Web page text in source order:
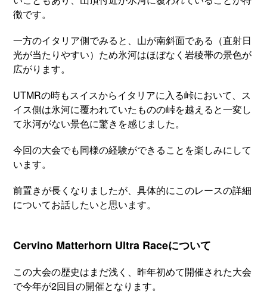
徴です。
一方のイタリア側でみると、山が南斜面である（直射日
光が当たりやすい）ため氷河はほぼなく岩稜帯の景色が
広がります。
UTMRの時もスイスからイタリアに入る峠において、ス
イス側は氷河に覆われていたものの峠を越えると一変し
て氷河がない景色に驚きを感じました。
今回の大会でも同様の経験ができることを楽しみにして
います。
前置きが長くなりましたが、具体的にこのレースの詳細
についてお話したいと思います。
Cervino Matterhorn Ultra Raceについて
この大会の歴史はまだ浅く、昨年初めて開催された大会
で今年が2回目の開催となります。